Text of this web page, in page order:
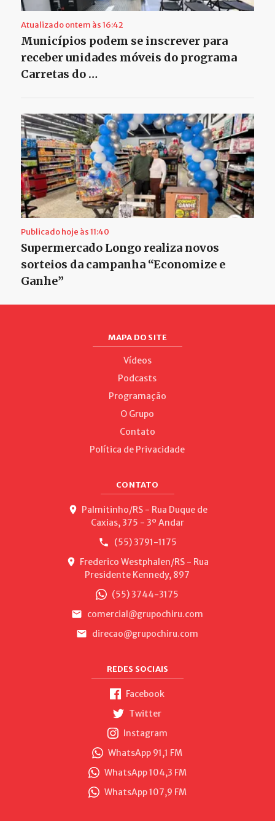
Atualizado ontem às 16:42
Municípios podem se inscrever para
receber unidades móveis do programa
Carretas do …
Publicado hoje às 11:40
Supermercado Longo realiza novos
sorteios da campanha “Economize e
Ganhe”
MAPA DO SITE
Vídeos
Podcasts
Programação
O Grupo
Contato
Política de Privacidade
CONTATO
Palmitinho/RS - Rua Duque de
Caxias, 375 - 3º Andar
(55) 3791-1175
Frederico Westphalen/RS - Rua
Presidente Kennedy, 897
(55) 3744-3175
comercial@grupochiru.com
direcao@grupochiru.com
REDES SOCIAIS
Facebook
Twitter
Instagram
WhatsApp 91,1 FM
WhatsApp 104,3 FM
WhatsApp 107,9 FM